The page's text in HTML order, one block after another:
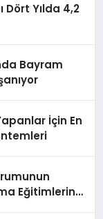
Dört Yılda 4,2
Bayram
İçin En
Eğitimlerine